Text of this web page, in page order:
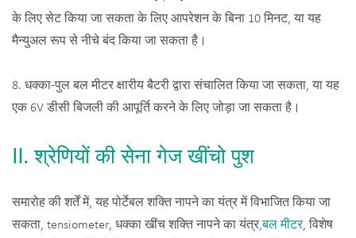
के लिए सेट किया जा सकता के लिए आपरेशन के बिना 10 मिनट, या यह
मैन्युअल रूप से नीचे बंद किया जा सकता है।
8. धक्का-पुल बल मीटर क्षारीय बैटरी द्वारा संचालित किया जा सकता, या यह
एक 6V डीसी बिजली की आपूर्ति करने के लिए जोड़ा जा सकता है।
Ⅱ. श्रेणियों की सेना गेज खींचो पुश
समारोह की शर्तें में, यह पोर्टेबल शक्ति नापने का यंत्र में विभाजित किया जा
सकता, tensiometer, धक्का खींच शक्ति नापने का यंत्र,बल मीटर, विशेष